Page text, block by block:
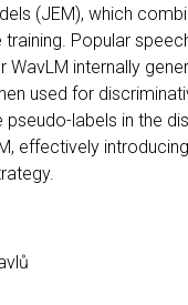
(JEM), which
Popular
WavLM internally
used for
pseudo-labels in the
effectively